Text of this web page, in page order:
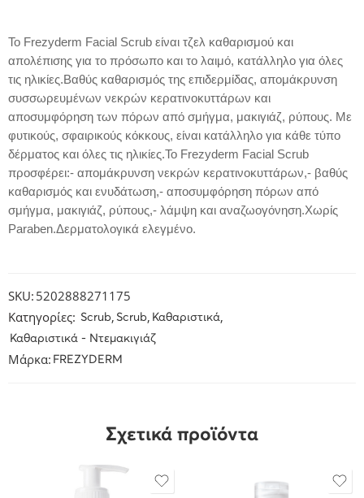
Το Frezyderm Facial Scrub είναι τζελ καθαρισμού και
απολέπισης για το πρόσωπο και το λαιμό, κατάλληλο για όλες
τις ηλικίες.Βαθύς καθαρισμός της επιδερμίδας, απομάκρυνση
συσσωρευμένων νεκρών κερατινοκυττάρων και
αποσυμφόρηση των πόρων από σμήγμα, μακιγιάζ, ρύπους. Με
φυτικούς, σφαιρικούς κόκκους, είναι κατάλληλο για κάθε τύπο
δέρματος και όλες τις ηλικίες.Το Frezyderm Facial Scrub
προσφέρει:- απομάκρυνση νεκρών κερατινοκυττάρων,- βαθύς
καθαρισμός και ενυδάτωση,- αποσυμφόρηση πόρων από
σμήγμα, μακιγιάζ, ρύπους,- λάμψη και αναζωογόνηση.Χωρίς
Paraben.Δερματολογικά ελεγμένο.
SKU: 5202888271175
Κατηγορίες: Scrub, Scrub, Καθαριστικά,
Καθαριστικά - Ντεμακιγιάζ
Μάρκα: FREZYDERM
Σχετικά προϊόντα